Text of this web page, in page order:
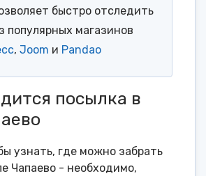
быстро отследить
популярных магазинов
, Joom и Pandao
посылка в
узнать, где можно забрать
Чапаево - необходимо,